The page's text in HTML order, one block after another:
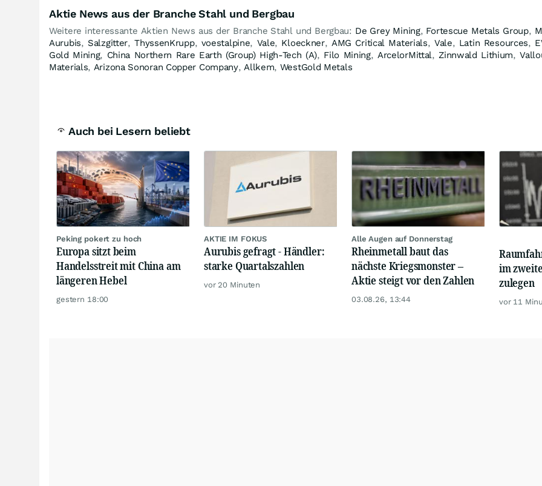
Aktie News aus der Branche Stahl und Bergbau
Weitere interessante Aktien News aus der Branche Stahl und Bergbau: De Grey Mining, Fortescue Metals Group,
Aurubis, Salzgitter,ThyssenKrupp, voestalpine, Vale, Kloeckner, AMG Critical Materials, Vale, Latin Resources,
Gold Mining, China Northern Rare Earth (Group) High-Tech (A), Filo Mining, ArcelorMittal,Zinnwald Lithium,
Materials, Arizona Sonoran Copper Company,Allkem, WestGold Metals
Auch bei Lesern beliebt
Peking pokert zu hoch
Europa sitzt beim
Handelsstreit mit China am
längeren Hebel
gestern 18:00
AKTIE IM FOKUS
Aurubis gefragt - Händler:
starke Quartalszahlen
vor 20 Minuten
Alle Augen auf Donnerstag
Rheinmetall baut das
nächste Kriegsmonster –
Aktie steigt vor den Zahlen
03.08.26, 13:44
im
zulegen
vor 11